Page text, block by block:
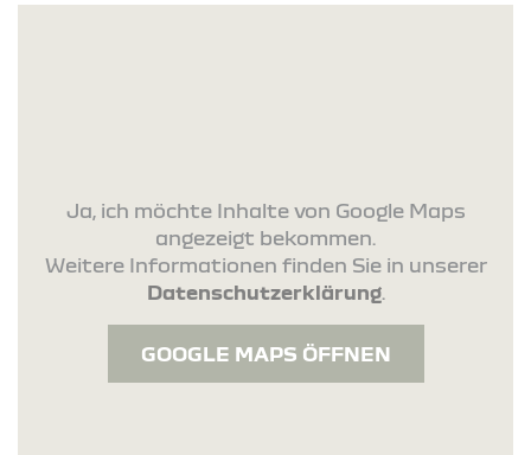
Ja, ich möchte Inhalte von Google Maps
angezeigt bekommen.
Weitere Informationen finden Sie in unserer
Datenschutzerklärung.
GOOGLE MAPS ÖFFNEN